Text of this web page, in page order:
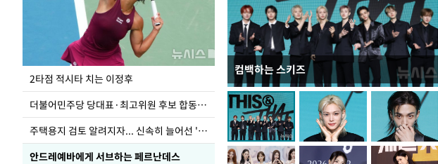
2타점 적시타 치는 이정후
더불어민주당 당대표·최고위원 후보 합동연설회
주택용지 검토 알려지자... 신속히 늘어선 '근조화환'
안드레예바에게 서브하는 페르난데스
컴백하는 스키즈
이번주 국회에는 무슨 일이? [뉴시스국회토pic]